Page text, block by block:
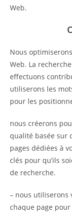
Web.
Nous
Web. La
effectuons
utiliserons les
pour les
nous créerons
qualité basée sur
pages dédiées à
clés pour qu’ils
de recherche.
– nous utiliserons
chaque page